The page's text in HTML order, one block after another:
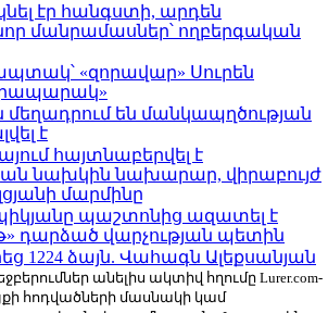
էր հանգստի, արդեն
մանրամասներ՝ ողբերգական
«զորավար» Սուրեն
են մանկապղծության
է
հայտնաբերվել է
նախկին նախարար, վիրաբույժ
մարմինը
պաշտոնից ազատել է
դարձած վարչության պետին
1224 ձայն. Վահագն Ալեքսանյան
անելիս ակտիվ հղումը Lurer.com-
հոդվածների մասնակի կամ